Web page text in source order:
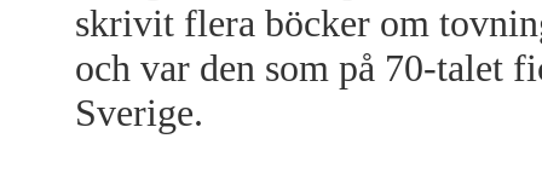
skrivit flera böcker om
och var den som på 70-talet
Sverige.